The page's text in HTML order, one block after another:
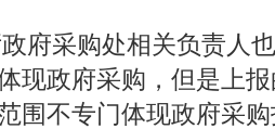
府采购处相关负责人
现政府采购，但是上
围不专门体现政府采